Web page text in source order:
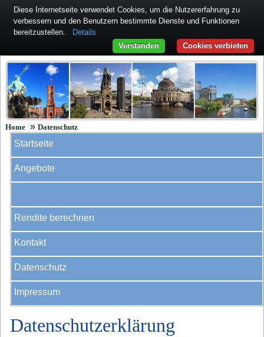
Home » Datenschutz
Startseite
Angebote
Rendite berechnen
Kontakt
Datenschutz
Impressum
Datenschutzerklärung
Diese Internetseite verwendet Cookies, um die Nutzererfahrung zu
verbessern und den Benutzern bestimmte Dienste und Funktionen
bereitzustellen.
Details
Cookies verbieten
Verstanden